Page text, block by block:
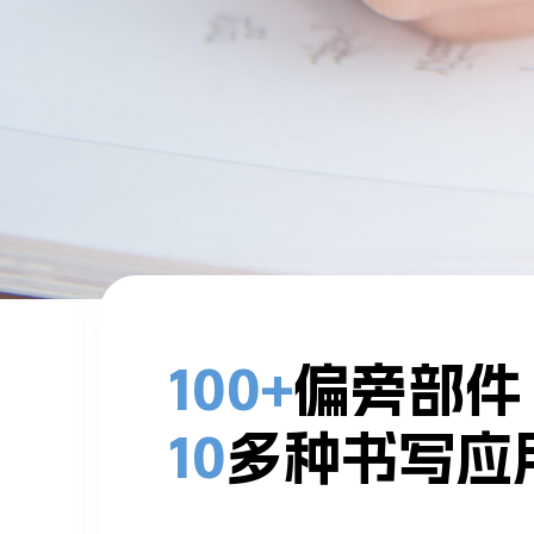
100+偏旁部件
10多种书写应